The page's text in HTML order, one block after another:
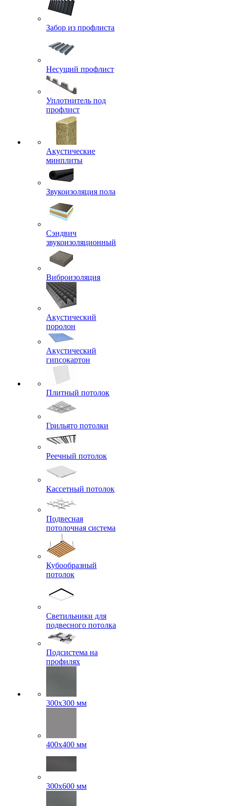
Забор из профлиста
Несущий профлист
Уплотнитель под
профлист
Акустические
минплиты
Звукоизоляция пола
Сэндвич
звукоизоляционный
Виброизоляция
Акустический
поролон
Акустический
гипсокартон
Плитный потолок
Грильято потолки
Реечный потолок
Кассетный потолок
Подвесная
потолочная система
Кубообразный
потолок
Светильники для
подвесного потолка
Подсистема на
профилях
300x300 мм
400х400 мм
300x600 мм